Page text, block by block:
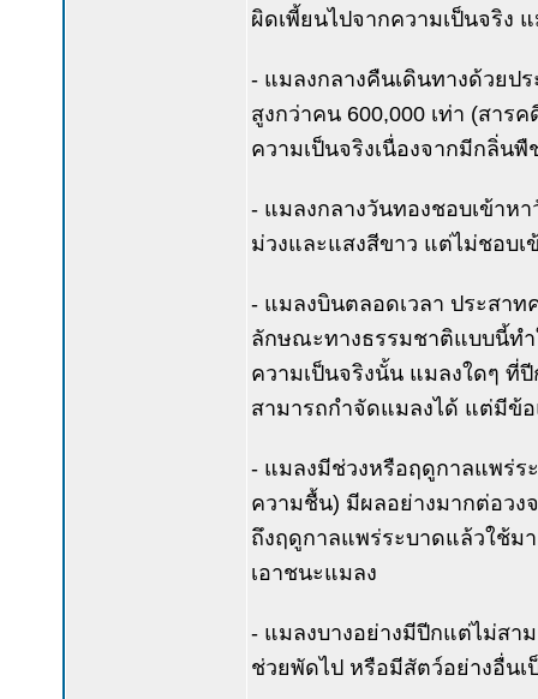
ผิดเพี้ยนไปจากความเป็นจริง
- แมลงกลางคืนเดินทางด้วย
สูงกว่าคน 600,000 เท่า (สาร
ความเป็นจริงเนื่องจากมีกลิ่น
- แมลงกลางวันทองชอบเข้าห
ม่วงและแสงสีขาว แต่ไม่ชอบเ
- แมลงบินตลอดเวลา ประสาท
ลักษณะทางธรรมชาติแบบนี้ทำ
ความเป็นจริงนั้น แมลงใดๆ ที่
สามารถกำจัดแมลงได้ แต่มีข้
- แมลงมีช่วงหรือฤดูกาลแพร่
ความชื้น) มีผลอย่างมากต่อวง
ถึงฤดูกาลแพร่ระบาดแล้วใช้มา
เอาชนะแมลง
- แมลงบางอย่างมีปีกแต่ไม่สา
ช่วยพัดไป หรือมีสัตว์อย่างอื่นเ